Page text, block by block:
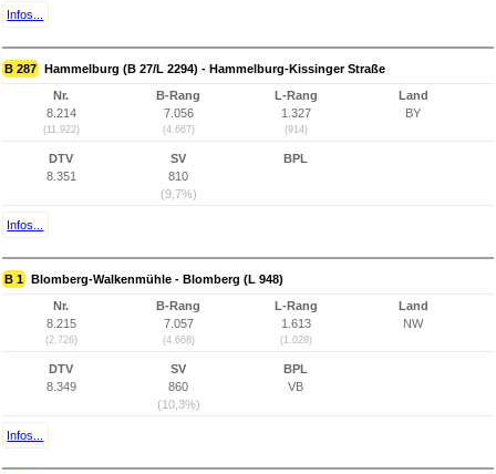
Infos...
B 287 Hammelburg (B 27/L 2294) - Hammelburg-Kissinger Straße
Nr.
8.214
(11.922)
B-Rang
7.056
(4.667)
L-Rang
1.327
(914)
Land
BY
DTV
8.351
SV
810
(9,7%)
BPL
Infos...
B 1 Blomberg-Walkenmühle - Blomberg (L 948)
Nr.
8.215
(2.726)
B-Rang
7.057
(4.668)
L-Rang
1.613
(1.028)
Land
NW
DTV
8.349
SV
860
(10,3%)
BPL
VB
Infos...